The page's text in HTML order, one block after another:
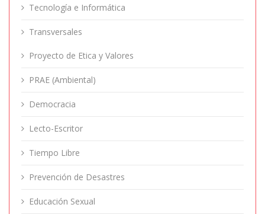
Tecnología e Informática
Transversales
Proyecto de Etica y Valores
PRAE (Ambiental)
Democracia
Lecto-Escritor
Tiempo Libre
Prevención de Desastres
Educación Sexual